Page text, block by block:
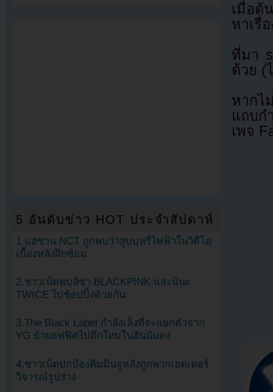
เมื่อต้
หาเรื่
ที่มา
ด้วย (
หากไ
แถบก
เพจ
5 อันดับข่าว HOT ประจำสัปดาห์
1.แฮชาน NCT ถูกพบว่าสูบบุหรี่ไฟฟ้าในวิดีโอ
เบื้องหลังฝึกซ้อม
2.ชาวเน็ตพบลิซ่า BLACKPINK และมินะ
TWICE ไปช้อปปิ้งด้วยกัน
3.The Black Label กำลังเล็งที่จะแยกตัวจาก
YG ย้ายอฟฟิศไปตึกใหม่ในฮันนัมดง
4.ชาวเน็ตปกป้องคิมมินจูหลังถูกพวกเฮดเตอร์
วิจารณ์รูปร่าง